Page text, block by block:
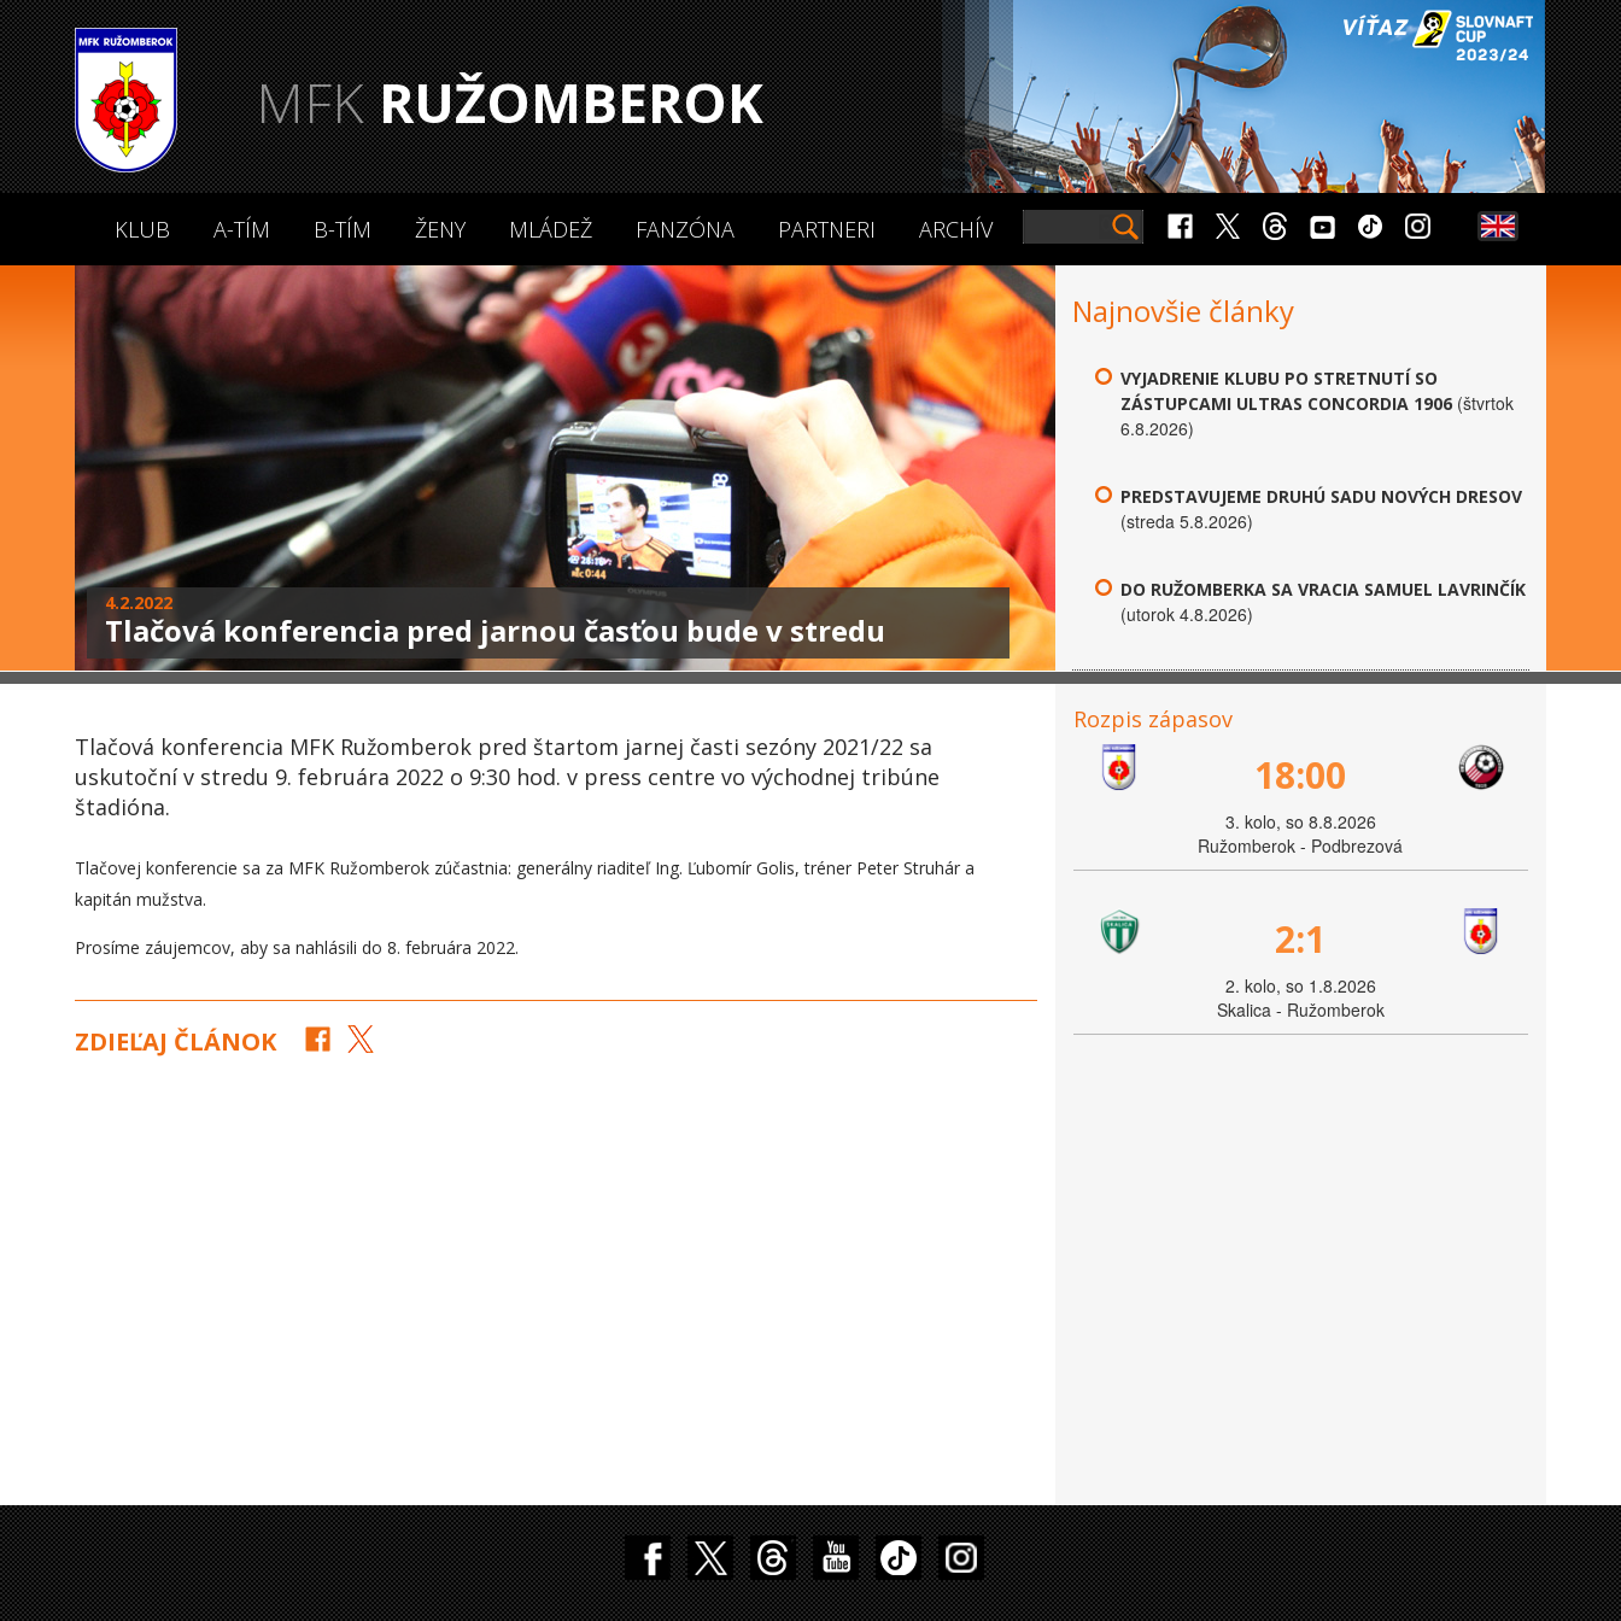
MFKRUŽOMBEROK
KLUB A-TÍM B-TÍM ŽENY MLÁDEŽ FANZÓNA PARTNERI ARCHÍV
4.2.2022
Tlačová konferencia pred jarnou časťou bude v stredu
Najnovšie články
VYJADRENIE KLUBU PO STRETNUTÍ SO
ZÁSTUPCAMI ULTRAS CONCORDIA 1906 (štvrtok
6.8.2026)
PREDSTAVUJEME DRUHÚ SADU NOVÝCH DRESOV
(streda 5.8.2026)
DO RUŽOMBERKA SA VRACIA SAMUEL LAVRINČÍK
(utorok 4.8.2026)
Tlačová konferencia MFK Ružomberok pred štartom jarnej časti sezóny 2021/22 sa
uskutoční v stredu 9. februára 2022 o 9:30 hod. v press centre vo východnej tribúne
štadióna.
Tlačovej konferencie sa za MFK Ružomberok zúčastnia: generálny riaditeľ Ing. Ľubomír Golis, tréner Peter Struhár a
kapitán mužstva.
Prosíme záujemcov, aby sa nahlásili do 8. februára 2022.
ZDIEĽAJ ČLÁNOK
Rozpis zápasov
18:00
3. kolo, so 8.8.2026
Ružomberok - Podbrezová
2:1
2. kolo, so 1.8.2026
Skalica - Ružomberok